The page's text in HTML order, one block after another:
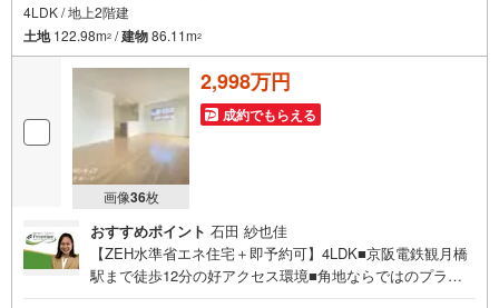
4LDK / 地上2階建
土地122.98m2 /建物86.11m2
画像36枚
2,998万円
成約でもらえる
おすすめポイント 石田 紗也佳
【ZEH水準省エネ住宅＋即予約可】4LDK■京阪電鉄観月橋
駅まで徒歩12分の好アクセス環境■角地ならではのプライ